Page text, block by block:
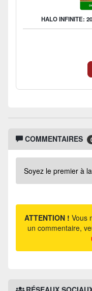
HALO INFINITE:
COMMENTAIRES
Soyez le premier à
ATTENTION ! Vous
un commentaire,